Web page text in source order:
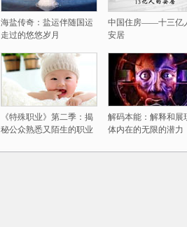
海盐传奇：盐运伴随国运
走过的悠悠岁月
中国住房——十三亿
安居
《特殊职业》第二季：揭
秘公众熟悉又陌生的职业
解码本能：解释和展
体内在的无限的潜力